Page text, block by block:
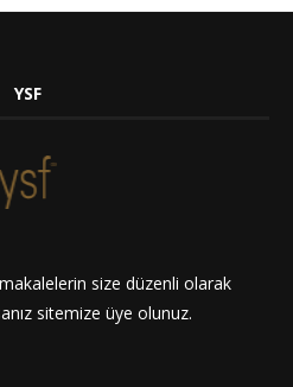
YSF
size düzenli olarak
sitemize üye olunuz.